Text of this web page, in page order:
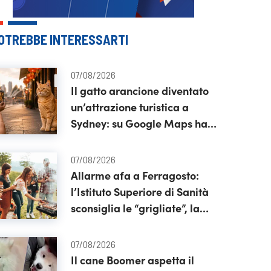
INTERESSARTI
07/08/2026
Il gatto arancione diventato
un’attrazione turistica a
Sydney: su Google Maps ha
07/08/2026
Allarme afa a Ferragosto:
l’Istituto Superiore di Sanità
sconsiglia le “grigliate”, la
07/08/2026
Il cane Boomer aspetta il